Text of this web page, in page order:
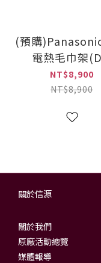
(預購
電熱毛巾架
L5165LTW/
L5165RTW) 此
NT$8,900
NT$8,900
關於信源
關於我們
原廠活動總覽
媒體報導